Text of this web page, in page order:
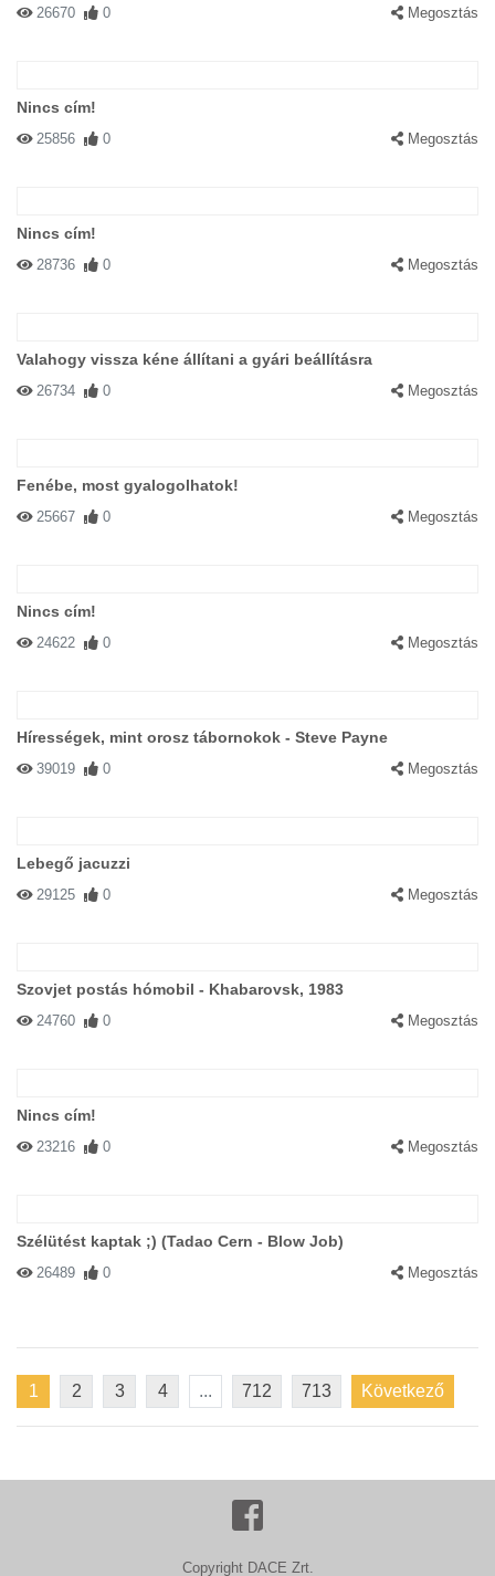
26670 0 Megosztás
Nincs cím!
25856 0 Megosztás
Nincs cím!
28736 0 Megosztás
Valahogy vissza kéne állítani a gyári beállításra
26734 0 Megosztás
Fenébe, most gyalogolhatok!
25667 0 Megosztás
Nincs cím!
24622 0 Megosztás
Hírességek, mint orosz tábornokok - Steve Payne
39019 0 Megosztás
Lebegő jacuzzi
29125 0 Megosztás
Szovjet postás hómobil - Khabarovsk, 1983
24760 0 Megosztás
Nincs cím!
23216 0 Megosztás
Szélütést kaptak ;) (Tadao Cern - Blow Job)
26489 0 Megosztás
1 2 3 4 ... 712 713 Következő
Copyright DACE Zrt.